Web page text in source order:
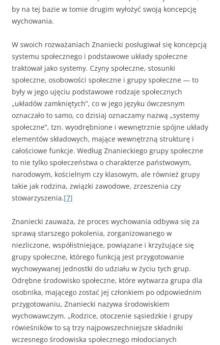
by na tej bazie w tomie drugim wyłożyć swoją koncepcję
wychowania.
W swoich rozważaniach Znaniecki posługiwał się koncepcją
systemu społecznego i podstawowe układy społeczne
traktował jako systemy. Czyny społeczne, stosunki
społeczne, osobowości społeczne i grupy społeczne — to
były w jego ujęciu podstawowe rodzaje społecznych
„układów zamkniętych”, co w jego języku ówczesnym
oznaczało to samo, co dzisiaj oznaczamy nazwą „systemy
społeczne”, tzn. wyodrębnione i wewnętrznie spójne układy
elementów składowych, mające wewnętrzną strukturę i
całościowe funkcje. Według Znanieckiego grupy społeczne
to nie tylko społeczeństwa o charakterze państwowym,
narodowym, kościelnym czy klasowym, ale również grupy
takie jak rodzina, związki zawodowe, zrzeszenia czy
stowarzyszenia.[7]
Znaniecki zauważa, że proces wychowania odbywa się za
sprawą starszego pokolenia, zorganizowanego w
niezliczone, współistniejące, powiązane i krzyżujące się
grupy społeczne, którego funkcją jest przygotowanie
wychowywanej jednostki do udziału w życiu tych grup.
Odrębne środowisko społeczne, które wytwarza grupa dla
osobnika, mającego zostać jej członkiem po odpowiednim
przygotowaniu, Znaniecki nazywa środowiskiem
wychowawczym. „Rodzice, otoczenie sąsiedzkie i grupy
rówieśników to są trzy najpowszechniejsze składniki
wczesnego środowiska społecznego młodocianych